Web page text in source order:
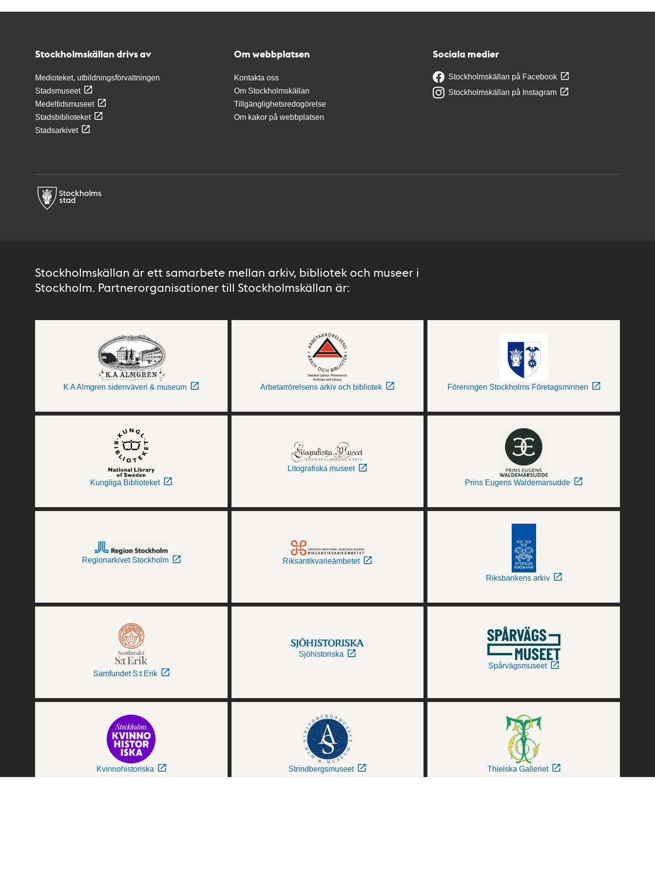
Stockholmskällan drivs av
Medioteket, utbildningsförvaltningen
Stadsmuseet
Medeltidsmuseet
Stadsbiblioteket
Stadsarkivet
Om webbplatsen
Kontakta oss
Om Stockholmskällan
Tillgänglighetsredogörelse
Om kakor på webbplatsen
Sociala medier
Stockholmskällan på Facebook
Stockholmskällan på Instagram
Stockholmskällan är ett samarbete mellan arkiv, bibliotek och museer i
Stockholm. Partnerorganisationer till Stockholmskällan är:
K A Almgren sidenväveri & museum Arbetarrörelsens arkiv och bibliotek Föreningen Stockholms Företagsminnen
Kungliga Biblioteket
Litografiska museet
Prins Eugens Waldemarsudde
Regionarkivet Stockholm Riksantikvarieämbetet
Riksbankens arkiv
Samfundet S:t Erik
Sjöhistoriska
Spårvägsmuseet
Kvinnohistoriska Strindbergsmuseet Thielska Galleriet